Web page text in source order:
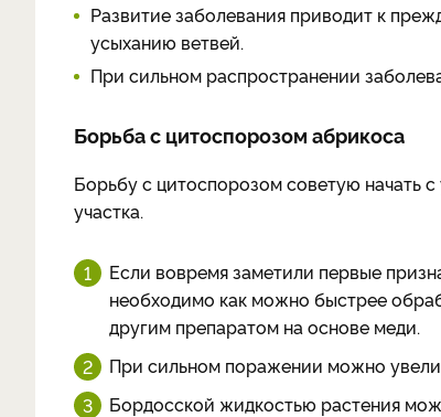
Развитие заболевания приводит к
усыханию ветвей.
При сильном распространении
Борьба с цитоспорозом абрикоса
Борьбу с цитоспорозом советую начать
участка.
Если вовремя заметили первые
необходимо как можно быстрее
другим препаратом на основе меди.
При сильном поражении можно
Бордосской жидкостью растения